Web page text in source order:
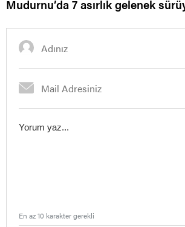
Mudurnu’da 7 asırlık gelenek
En az 10 karakter gerekli